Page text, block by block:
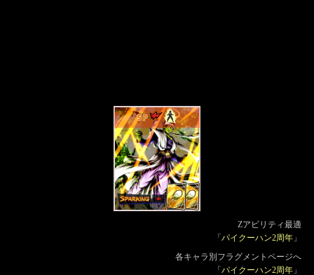
SP
Zアビリティ最適
「パイクーハン2周年 」
各キャラ別フラグメントページへ
「パイクーハン2周年 」